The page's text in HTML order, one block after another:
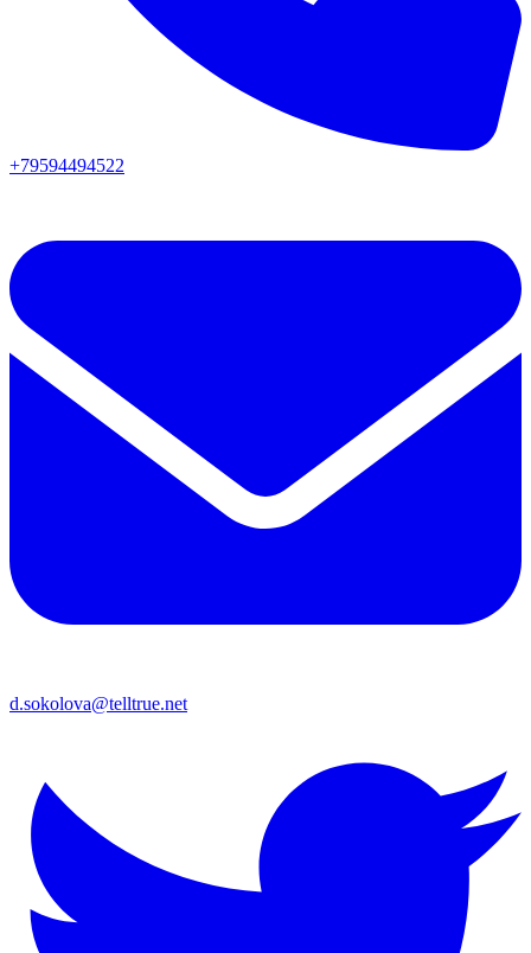
+79594494522
d.sokolova@telltrue.net